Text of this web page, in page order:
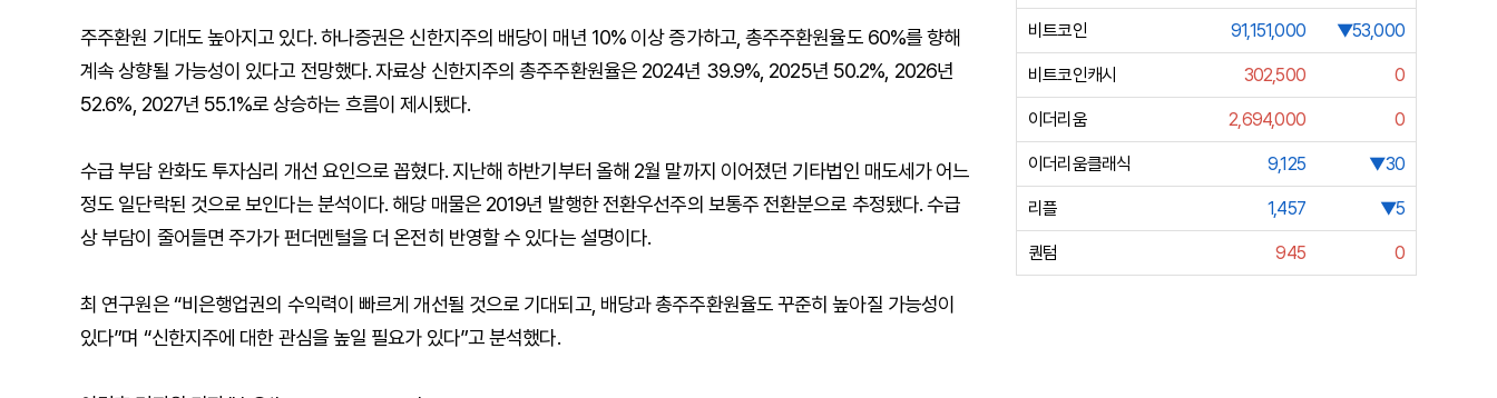
주주환원 기대도 높아지고 있다. 하나증권은 신한지주의 배당이 매년 10% 이상 증가하고, 총주주환원율도 60%를 향해
계속 상향될 가능성이 있다고 전망했다. 자료상 신한지주의 총주주환원율은 2024년 39.9%, 2025년 50.2%, 2026년
52.6%, 2027년 55.1%로 상승하는 흐름이 제시됐다.
수급 부담 완화도 투자심리 개선 요인으로 꼽혔다. 지난해 하반기부터 올해 2월 말까지 이어졌던 기타법인 매도세가 어느
정도 일단락된 것으로 보인다는 분석이다. 해당 매물은 2019년 발행한 전환우선주의 보통주 전환분으로 추정됐다. 수급
상 부담이 줄어들면 주가가 펀더멘털을 더 온전히 반영할 수 있다는 설명이다.
최 연구원은 “비은행업권의 수익력이 빠르게 개선될 것으로 기대되고, 배당과 총주주환원율도 꾸준히 높아질 가능성이
있다”며 “신한지주에 대한 관심을 높일 필요가 있다”고 분석했다.
비트코인 91,151,000 ▼53,000
비트코인캐시 302,500 0
이더리움 2,694,000 0
이더리움클래식 9,125 ▼30
리플 1,457 ▼5
퀀텀 945 0